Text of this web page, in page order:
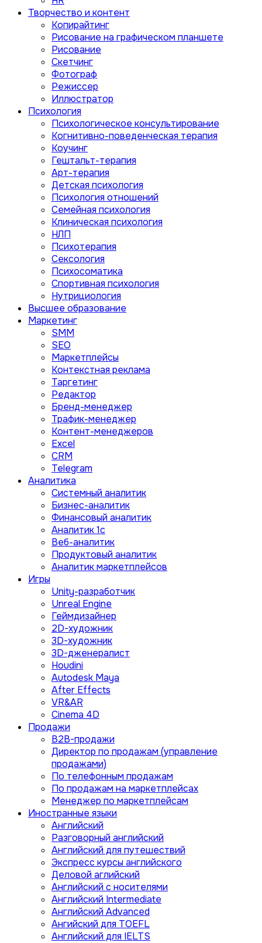
Творчество и контент
Копирайтинг
Рисование на графическом планшете
Рисование
Скетчинг
Фотограф
Режиссер
Иллюстратор
Психология
Психологическое консультирование
Когнитивно-поведенческая терапия
Коучинг
Гештальт-терапия
Арт-терапия
Детская психология
Психология отношений
Семейная психология
Клиническая психология
НЛП
Психотерапия
Сексология
Психосоматика
Спортивная психология
Нутрициология
Высшее образование
Маркетинг
SMM
SEO
Маркетплейсы
Контекстная реклама
Таргетинг
Редактор
Бренд-менеджер
Трафик-менеджер
Контент-менеджеров
Excel
CRM
Telegram
Аналитика
Системный аналитик
Бизнес-аналитик
Финансовый аналитик
Aналитик 1с
Веб-аналитик
Продуктовый аналитик
Аналитик маркетплейсов
Игры
Unity-разработчик
Unreal Engine
Геймдизайнер
2D-художник
3D-художник
3D-дженералист
Houdini
Autodesk Maya
After Effects
VR&AR
Cinema 4D
Продажи
B2B-продажи
Директор по продажам (управление
продажами)
По телефонным продажам
По продажам на маркетплейсах
Менеджер по маркетплейсам
Иностранные языки
Английский
Разговорный английский
Английский для путешествий
Экспресс курсы английского
Деловой аглийский
Английский с носителями
Английский Intermediate
Английский Advanced
Ангийский для TOEFL
Английский для IELTS